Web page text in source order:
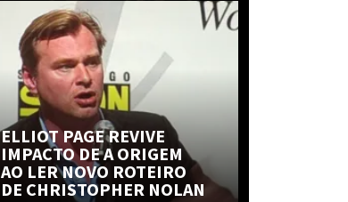
ELLIOT PAGE REVIVE
IMPACTO DE A ORIGEM
AO LER NOVO ROTEIRO
DE CHRISTOPHER NOLAN